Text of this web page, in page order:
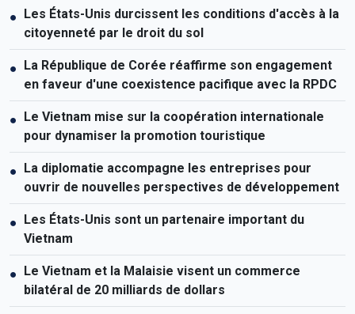
●
Les États-Unis durcissent les conditions d'accès à la
citoyenneté par le droit du sol
●
La République de Corée réaffirme son engagement
en faveur d'une coexistence pacifique avec la RPDC
●
Le Vietnam mise sur la coopération internationale
pour dynamiser la promotion touristique
●
La diplomatie accompagne les entreprises pour
ouvrir de nouvelles perspectives de développement
●
Les États-Unis sont un partenaire important du
Vietnam
●
Le Vietnam et la Malaisie visent un commerce
bilatéral de 20 milliards de dollars